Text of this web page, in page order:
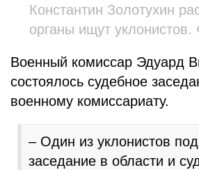
Константин Золотухин
органы ищут
Военный комиссар Эдуард
состоялось судебное
военному комиссариату.
– Один из уклонистов
заседание в области и